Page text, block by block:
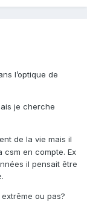
l’optique de
je cherche
de la vie mais il
en compte. Ex
il pensait être
ou pas?